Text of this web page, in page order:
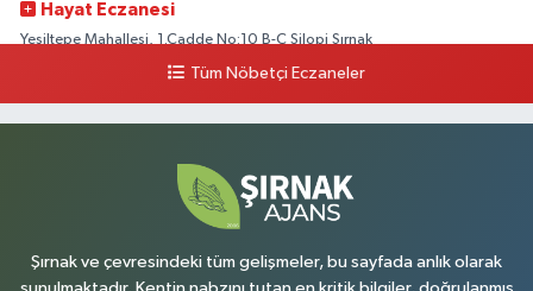
Hayat Eczanesi
Yeşiltepe Mahallesi, 1.Cadde No:10 B-C Silopi Şırnak
Yol Tarifi Al
Yenişehir Mahallesi, 8.Cadde No:53 A Silopi Şırnak
Yol Tarifi Al
Tüm Nöbetçi Eczaneler
Şırnak ve çevresindeki tüm gelişmeler, bu sayfada anlık olarak